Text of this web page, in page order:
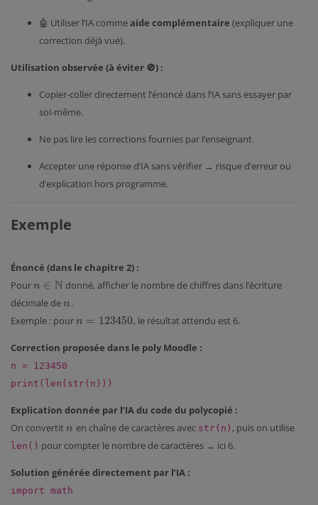
🤖 Utiliser l’IA commeaide complémentaire (expliquer une
correction déjà vue).
Utilisation observée (à éviter 🚫) :
Copier-coller directement l’énoncé dans l’IA sans essayer par
soi-même.
Ne pas lire les corrections fournies par l’enseignant.
Accepter une réponse d’IA sans vérifier → risque d’erreur ou
d’explication hors programme.
Exemple
Énoncé (dans le chapitre 2) :
Pourn ∈ N
n∈N
donné, afficher le nombre de chiffres dans l’écriture
décimale den
n .
Exemple : pourn = 123450
n= 123450 , le résultat attendu est 6.
Correction proposée dans le poly Moodle :
n = 123450
print ( len ( str(n)))
Explication donnée par l’IA du code du polycopié :
On convertit n
n en chaîne de caractères avec str(n) , puis on utilise
len() pour compter le nombre de caractères → ici 6.
Solution générée directement par l’IA :
import math